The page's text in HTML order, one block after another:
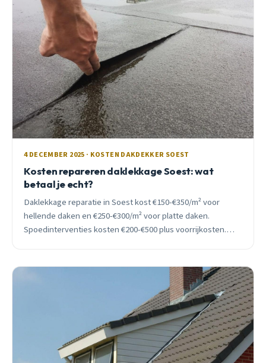
4 DECEMBER 2025 · KOSTEN DAKDEKKER SOEST
Kosten repareren daklekkage Soest: wat
betaal je echt?
Daklekkage reparatie in Soest kost €150-€350/m² voor
hellende daken en €250-€300/m² voor platte daken.
Spoedinterventies kosten €200-€500 plus voorrijkosten.